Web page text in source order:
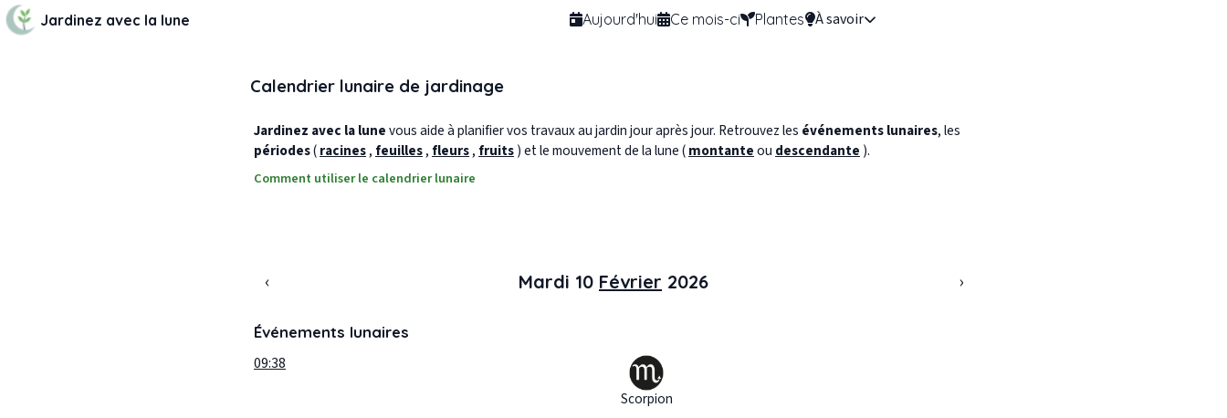
Jardinez avec la lune Aujourd'hui Ce mois-ci Plantes À savoir
Calendrier lunaire de jardinage
Jardinez avec la lunevous aide à planifier vos travaux au jardin jour après jour. Retrouvez les événements lunaires, les
périodes(racines, feuilles, fleurs, fruits) et le mouvement de la lune (montanteou descendante ).
Comment utiliser le calendrier lunaire
‹ Mardi 10 Février 2026 ›
Événements lunaires
09:38
Scorpion